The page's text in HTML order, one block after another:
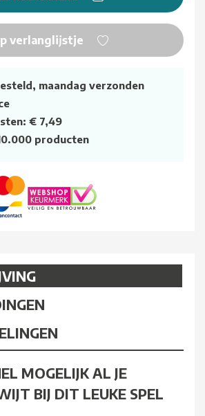
verlanglijstje
maandag verzonden
€ 7,49
producten
MOGELIJK AL JE
BIJ DIT LEUKE SPEL